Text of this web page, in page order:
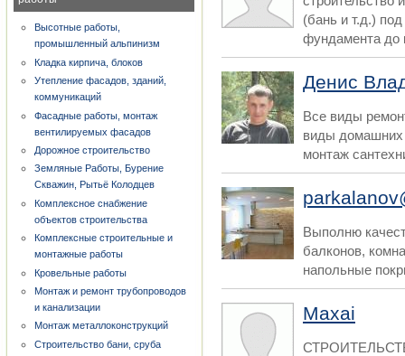
Высотные работы,
промышленный альпинизм
Кладка кирпича, блоков
Утепление фасадов, зданий,
коммуникаций
Фасадные работы, монтаж
вентилируемых фасадов
Дорожное строительство
Земляные Работы, Бурение
Скважин, Рытьё Колодцев
Комплексное снабжение
объектов строительства
Комплексные строительные и
монтажные работы
Кровельные работы
Монтаж и ремонт трубопроводов
и канализации
Монтаж металлоконструкций
Строительство бани, сруба
(бань и т.д.)
фундамента до
Денис
Все виды
виды домашних
монтаж
Выполню
балконов,
напольные
Maxai